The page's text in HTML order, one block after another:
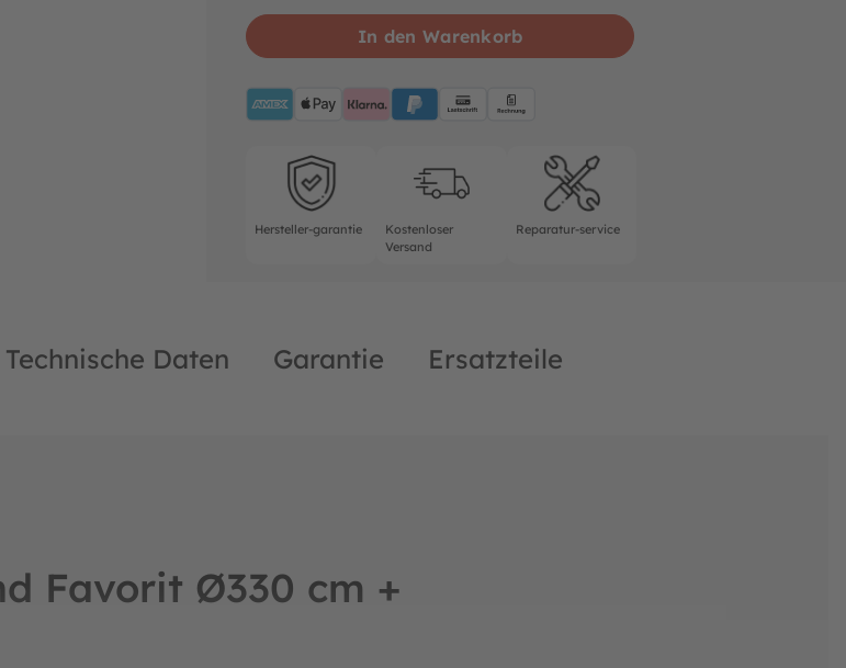
In den Warenkorb
ApplePayKlarna PayPalBlueLastschrift
Hersteller-garantie
Hersteller-garantie
Kostenloser Versand
Kostenloser
Versand
Reparatur-service
Reparatur-service
Technische Daten Garantie Ersatzteile
Favorit Ø330 cm +